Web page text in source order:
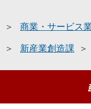
商業・サービス
新産業創造課